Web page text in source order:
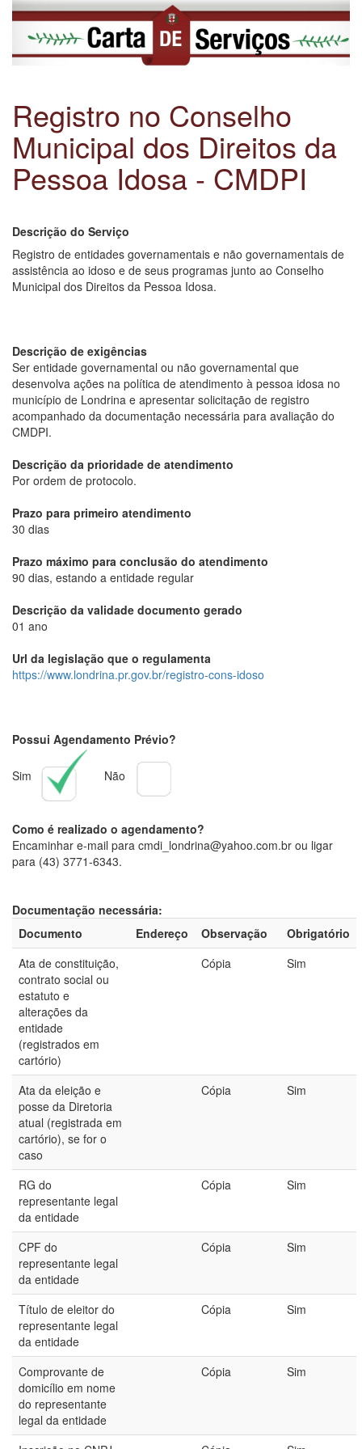
Registro no Conselho
Municipal dos Direitos da
Pessoa Idosa - CMDPI
Descrição do Serviço
Registro de entidades governamentais e não governamentais de
assistência ao idoso e de seus programas junto ao Conselho
Municipal dos Direitos da Pessoa Idosa.
Descrição de exigências
Ser entidade governamental ou não governamental que
desenvolva ações na política de atendimento à pessoa idosa no
município de Londrina e apresentar solicitação de registro
acompanhado da documentação necessária para avaliação do
CMDPI.
Descrição da prioridade de atendimento
Por ordem de protocolo.
Prazo para primeiro atendimento
30 dias
Prazo máximo para conclusão do atendimento
90 dias, estando a entidade regular
Descrição da validade documento gerado
01 ano
Url da legislação que o regulamenta
https://www.londrina.pr.gov.br/registro-cons-idoso
Possui Agendamento Prévio?
Sim Não
Como é realizado o agendamento?
Encaminhar e-mail para cmdi_londrina@yahoo.com.br ou ligar
para (43) 3771-6343.
Documentação necessária:
Documento
Endereço Observação
Obrigatório
Ata de constituição,
contrato social ou
estatuto e
alterações da
entidade
(registrados em
cartório)
Cópia Sim
Ata da eleição e
posse da Diretoria
atual (registrada em
cartório), se for o
caso
Cópia Sim
RG do
representante legal
da entidade
Cópia Sim
CPF do
representante legal
da entidade
Cópia Sim
Título de eleitor do
representante legal
da entidade
Cópia Sim
Comprovante de
domicílio em nome
do representante
legal da entidade
Cópia Sim